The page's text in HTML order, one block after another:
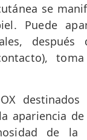
se
Puede
apariencia
de la